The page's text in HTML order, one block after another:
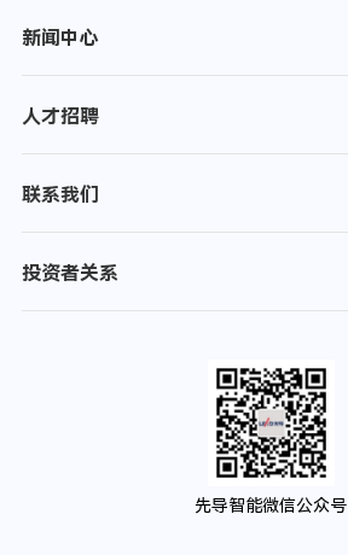
新闻中心
人才招聘
联系我们
投资者关系
先导智能微信公众号